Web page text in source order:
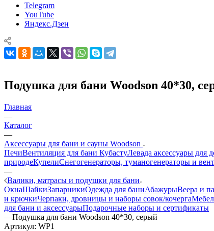
Telegram
YouTube
Яндекс.Дзен
Подушка для бани Woodson 40*30,
Главная
—
Каталог
—
Аксессуары для бани и сауны Woodson
ПечиВентиляция для бани КубастуЛевада аксессуары для
природеКупелиСнегогенераторы, туманогенераторы и
—
Валики, матрасы и подушки для бани
ОкнаШайкиЗапарникиОдежда для баниАбажурыВеера и
и крючкиЧерпаки, дровницы и наборы совок/кочерга
для бани и аксессуарыПодарочные наборы и сертификаты
—Подушка для бани Woodson 40*30, серый
Артикул: WP1